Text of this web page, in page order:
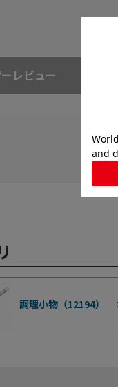
レビュー
調理小物（12194）